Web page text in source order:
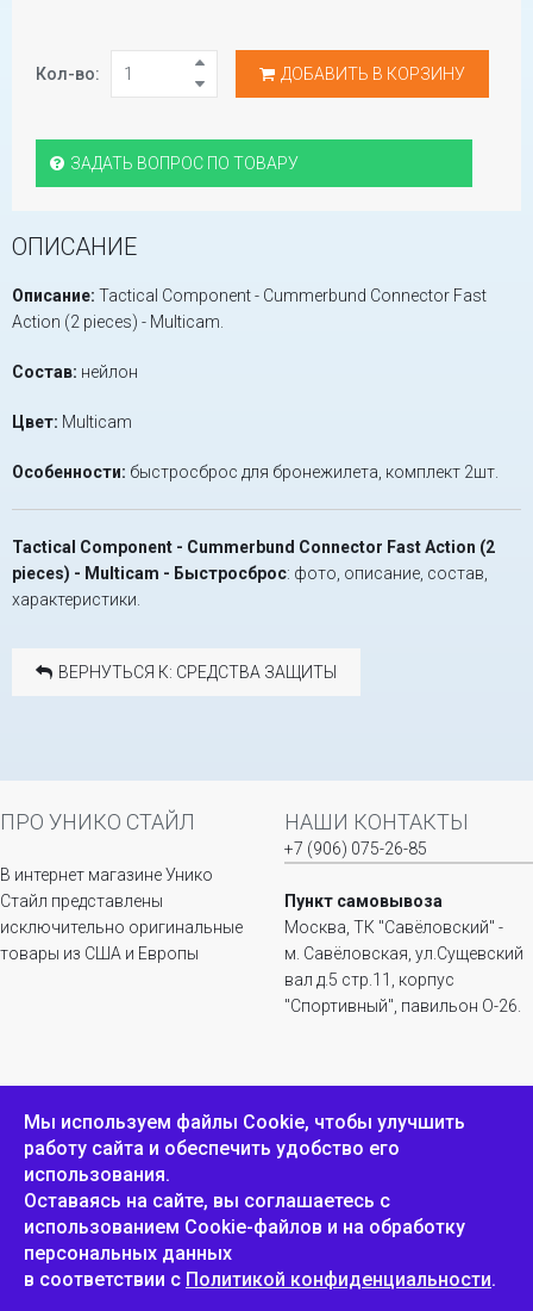
Кол-во: ДОБАВИТЬ В КОРЗИНУ
ЗАДАТЬ ВОПРОС ПО ТОВАРУ
ОПИСАНИЕ
Описание: Tactical Component - Сummerbund Connector Fast
Action (2 pieces) - Multicam.
Состав: нейлон
Цвет: Multicam
Особенности: быстросброс для бронежилета, комплект 2шт.
Tactical Component - Сummerbund Connector Fast Action (2
pieces) - Multicam - Быстросброс: фото, описание, состав,
характеристики.
ВЕРНУТЬСЯ К: СРЕДСТВА ЗАЩИТЫ
ПРО УНИКО СТАЙЛ
В интернет магазине Унико
Стайл представлены
исключительно оригинальные
товары из США и Европы
НАШИ КОНТАКТЫ
+7 (906) 075-26-85
Пункт самовывоза
Москва, ТК "Савёловский" -
м. Савёловская, ул.Сущевский
вал д.5 стр.11, корпус
"Спортивный", павильон О-26.
ИНФОРМАЦИЯ
Положение о
конфиденциальности и
защите персональных
данных
ОБРАТНАЯ СВЯЗЬ
Пожаловаться
Мы используем файлы Сookie, чтобы улучшить
работу сайта и обеспечить удобство его
использования.
Оставаясь на сайте, вы соглашаетесь с
использованием Cookie-файлов и на обработку
персональных данных
в соответствии с Политикой конфиденциальности.